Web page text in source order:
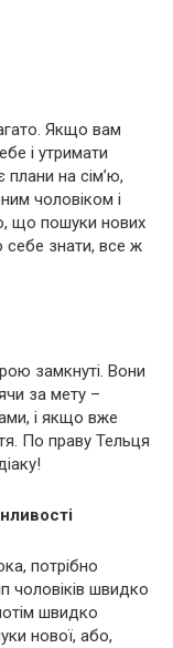
Якщо вам
і утримати
на сім’ю,
чоловіком і
що пошуки нових
себе знати, все ж
замкнуті. Вони
за мету –
і якщо вже
По праву Тельця
потрібно
чоловіків швидко
швидко
нової, або,